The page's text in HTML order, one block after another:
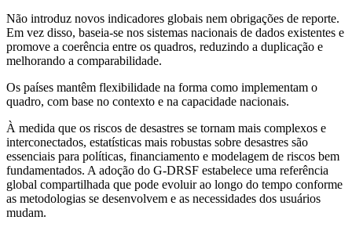
Não introduz novos indicadores globais nem obrigações de reporte.
Em vez disso, baseia-se nos sistemas nacionais de dados existentes e
promove a coerência entre os quadros, reduzindo a duplicação e
melhorando a comparabilidade.
Os países mantêm flexibilidade na forma como implementam o
quadro, com base no contexto e na capacidade nacionais.
À medida que os riscos de desastres se tornam mais complexos e
interconectados, estatísticas mais robustas sobre desastres são
essenciais para políticas, financiamento e modelagem de riscos bem
fundamentados. A adoção do G-DRSF estabelece uma referência
global compartilhada que pode evoluir ao longo do tempo conforme
as metodologias se desenvolvem e as necessidades dos usuários
mudam.